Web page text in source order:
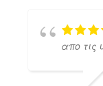
απο τις